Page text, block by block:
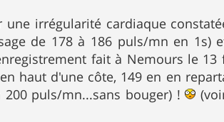
une irrégularité cardiaque
de 178 à 186 puls/mn en 1s)
fait à Nemours le
haut d'une côte, 149 en en
puls/mn...sans bouger) !